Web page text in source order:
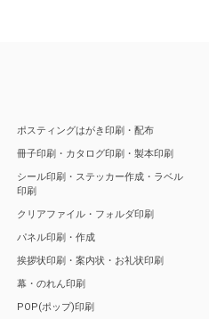
ポスティングはがき印刷・配布
冊子印刷・カタログ印刷・製本印刷
シール印刷・ステッカー作成・ラベル
印刷
クリアファイル・フォルダ印刷
パネル印刷・作成
挨拶状印刷・案内状・お礼状印刷
幕・のれん印刷
POP(ポップ)印刷